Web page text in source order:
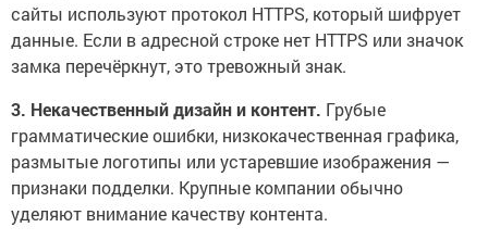
сайты используют протокол HTTPS, который шифрует
данные. Если в адресной строке нет HTTPS или значок
замка перечёркнут, это тревожный знак.
3. Некачественный дизайн и контент. Грубые
грамматические ошибки, низкокачественная графика,
размытые логотипы или устаревшие изображения —
признаки подделки. Крупные компании обычно
уделяют внимание качеству контента.